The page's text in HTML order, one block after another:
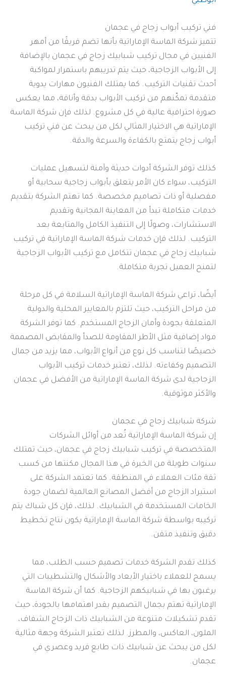
فني تركيب أبواب زجاج في عجمان
تتميز شركة الماسة الإماراتية بأنها تضم فريقًا من أمهر
الفنيين في مجال تركيب شبابيك زجاج في عجمان بالإضافة
إلى الأبواب الزجاجية، حيث يتم تدريبهم باستمرار لمواكبة
أحدث تقنيات التركيب. كما يمتلك الفنيون مهارات يدوية
متقدمة تمكّنهم من تركيب الأبواب بدقة وأناقة، مما يعكس
صورة احترافية عالية في كل مشروع. لذلك فإن شركة الماسة
الإماراتية هي الاختيار المثالي لكل من يبحث عن فني تركيب
أبواب زجاج يتمتع بالكفاءة والسرعة والدقة.
كذلك توفر الشركة أدوات حديثة وآمنة لتسهيل عمليات
التركيب، سواء كان الأمر يتعلق بأبواب زجاجية سحابية أو
مفصلية أو ذات تصاميم مخصصة. كما تهتم الشركة بتقديم
خدمات متكاملة تبدأ من المعاينة المجانية وتقديم
الاستشارات، وصولًا إلى التنفيذ الكامل والمتابعة بعد
التركيب. لذلك فإن خدمات شركة الماسة الإماراتية في تركيب
شبابيك زجاج في عجمان تتكامل مع تركيب الأبواب الزجاجية
لتمنح العميل تجربة متكاملة.
أيضًا، تراعي شركة الماسة الإماراتية السلامة في كل مرحلة
من مراحل التركيب، حيث تلتزم بالمعايير المحلية والدولية
المتعلقة بجودة وأمان الزجاج المستخدم. كما توفر الشركة
مواد إضافية مثل الأطر المقاومة للصدأ والمقابض المصممة
خصيصًا لتناسب كل نوع من أنواع الأبواب، مما يزيد من جمال
التصميم وكفاءته. لذلك، تعتبر خدمات تركيب الأبواب
الزجاجية لدى شركة الماسة الإماراتية من الأفضل في عجمان
والأكثر موثوقية.
شركة شبابيك زجاج في عجمان
إن شركة الماسة الإماراتية تُعد من أوائل الشركات
المتخصصة في تركيب شبابيك زجاج في عجمان، حيث تمتلك
سنوات طويلة من الخبرة في هذا المجال مكنتها من كسب
ثقة مئات العملاء في المنطقة. كما تعتمد الشركة على
استيراد الزجاج من أفضل المصانع العالمية لضمان جودة
الخامات المستخدمة في الشبابيك. لذلك، فإن كل شباك يتم
تركيبه بواسطة شركة الماسة الإماراتية يكون نتاج تخطيط
دقيق وتنفيذ متقن.
كذلك تقدم الشركة خدمات تصميم حسب الطلب، مما
يسمح للعملاء باختيار الأبعاد والأشكال والتشطيبات التي
يرغبون بها في شبابيكهم الزجاجية. كما أن شركة الماسة
الإماراتية تهتم بجمال التصميم بقدر اهتمامها بالجودة، حيث
تقدم تشكيلات متنوعة من الشبابيك ذات الزجاج الشفاف،
الملون، العاكس، والمطرز. لذلك تعتبر الشركة وجهة مثالية
لكل من يبحث عن شبابيك ذات طابع فريد وعصري في
عجمان.